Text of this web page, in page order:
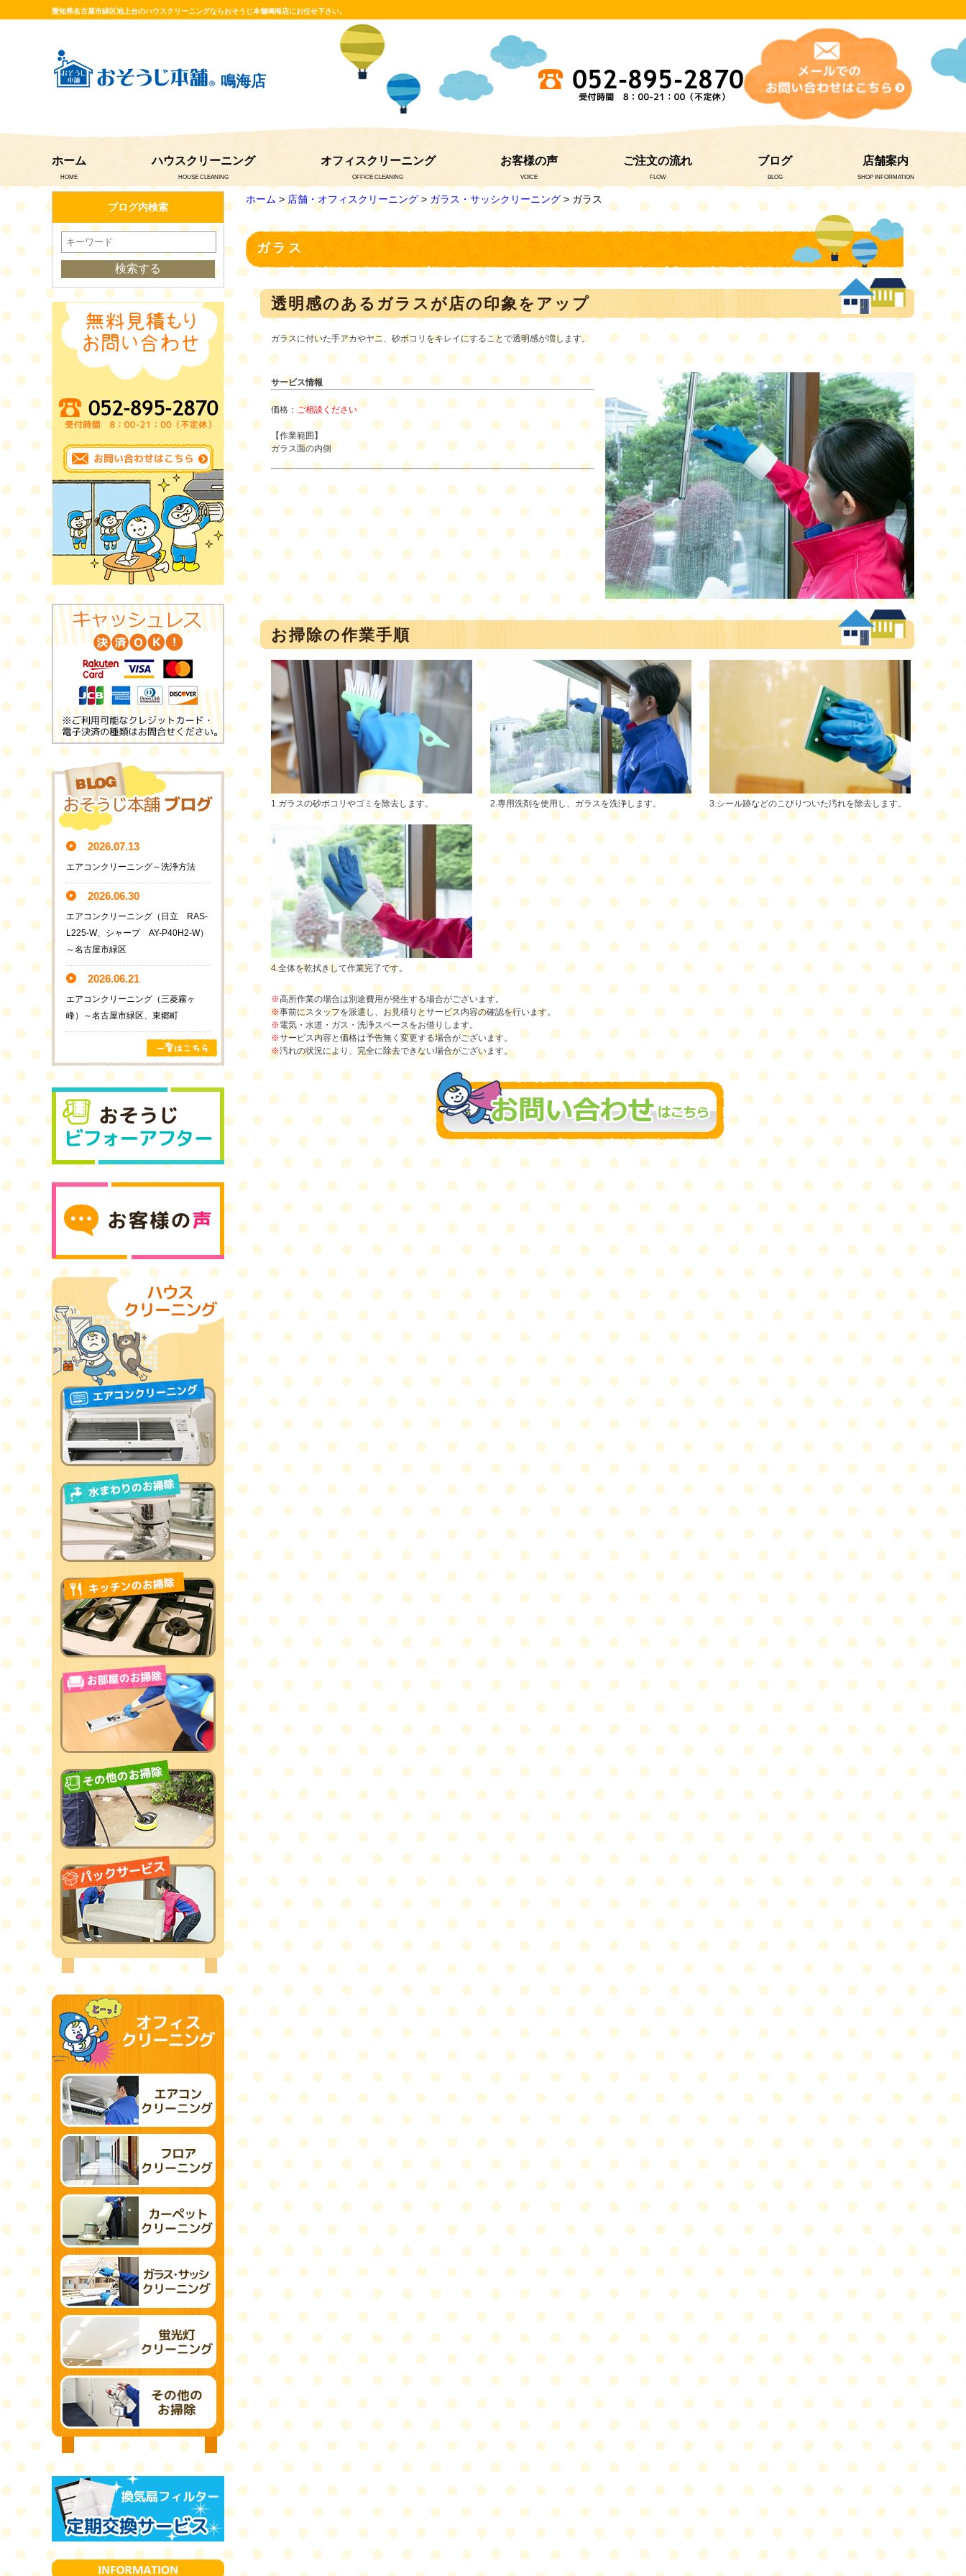
愛知県名古屋市緑区池上台のハウスクリーニングならおそうじ本舗鳴海店にお任せ下さい。
鳴海店
ホーム
HOME
ハウスクリーニング
HOUSE CLEANING
オフィスクリーニング
OFFICE CLEANING
お客様の声
VOICE
ご注文の流れ
FLOW
ブログ
BLOG
店舗案内
SHOP INFORMATION
ホーム >店舗・オフィスクリーニング > ガラス・サッシクリーニング > ガラス
ガラス
透明感のあるガラスが店の印象をアップ
ガラスに付いた手アカやヤニ、砂ボコリをキレイにすることで透明感が増します。
サービス情報
価格： ご相談ください
【作業範囲】
ガラス面の内側
お掃除の作業手順
1.ガラスの砂ボコリやゴミを除去します。 2.専用洗剤を使用し、ガラスを洗浄します。 3.シール跡などのこびりついた汚れを除去します。
4.全体を乾拭きして作業完了です。
※高所作業の場合は別途費用が発生する場合がございます。
※事前にスタッフを派遣し、お見積りとサービス内容の確認を行います。
※電気・水道・ガス・洗浄スペースをお借りします。
※サービス内容と価格は予告無く変更する場合がございます。
※汚れの状況により、完全に除去できない場合がございます。
ブログ内検索
2026.07.13
エアコンクリーニング～洗浄方法
2026.06.30
エアコンクリーニング（日立 RAS-
L225-W、シャープ AY-P40H2-W）
～名古屋市緑区
2026.06.21
エアコンクリーニング（三菱霧ヶ
峰）～名古屋市緑区、東郷町